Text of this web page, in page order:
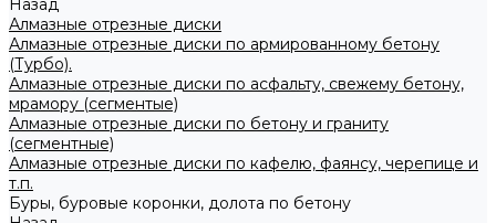
Назад
Алмазные отрезные диски
Алмазные отрезные диски по армированному бетону
(Турбо).
Алмазные отрезные диски по асфальту, свежему бетону,
мрамору (сегментые)
Алмазные отрезные диски по бетону и граниту
(сегментные)
Алмазные отрезные диски по кафелю, фаянсу, черепице и
т.п.
Буры, буровые коронки, долота по бетону